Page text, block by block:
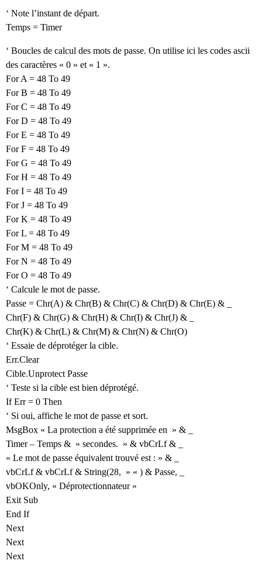
‘ Note l’instant de départ.
Temps = Timer
‘ Boucles de calcul des mots de passe. On utilise ici les codes ascii
des caractères « 0 » et « 1 ».
For A = 48 To 49
For B = 48 To 49
For C = 48 To 49
For D = 48 To 49
For E = 48 To 49
For F = 48 To 49
For G = 48 To 49
For H = 48 To 49
For I = 48 To 49
For J = 48 To 49
For K = 48 To 49
For L = 48 To 49
For M = 48 To 49
For N = 48 To 49
For O = 48 To 49
‘ Calcule le mot de passe.
Passe = Chr(A) & Chr(B) & Chr(C) & Chr(D) & Chr(E) & _
Chr(F) & Chr(G) & Chr(H) & Chr(I) & Chr(J) & _
Chr(K) & Chr(L) & Chr(M) & Chr(N) & Chr(O)
‘ Essaie de déprotéger la cible.
Err.Clear
Cible.Unprotect Passe
‘ Teste si la cible est bien déprotégé.
If Err = 0 Then
‘ Si oui, affiche le mot de passe et sort.
MsgBox « La protection a été supprimée en » & _
Timer – Temps & » secondes. » & vbCrLf & _
« Le mot de passe équivalent trouvé est : » & _
vbCrLf & vbCrLf & String(28, » « ) & Passe, _
vbOKOnly, « Déprotectionnateur »
Exit Sub
End If
Next
Next
Next